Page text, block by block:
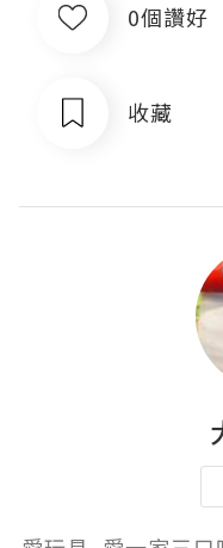
0個讚好
收藏